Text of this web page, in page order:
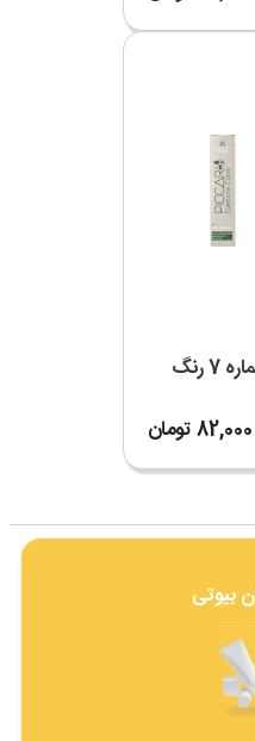
رنگ ابرو پیکارو شماره 7 رنگ
82,000تومان
بیوتی